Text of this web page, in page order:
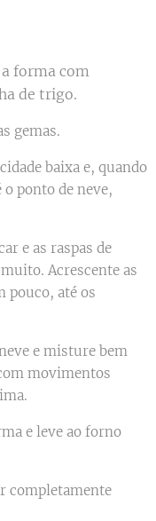
forma com
de trigo.
gemas.
baixa e, quando
ponto de neve,
e as raspas de
Acrescente as
pouco, até os
e misture bem
movimentos
e leve ao forno
completamente